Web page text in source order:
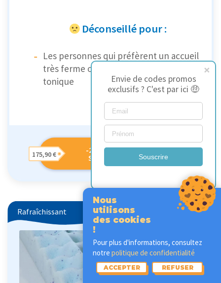
Déconseillé pour :
Les personnes qui préfèrent un accueil
très ferme ou un matelas extrêmement
tonique
-20% NYTE AIR
SURMATELAS
175,90 €
Rafraîchissant
Envie de codes promos
exclusifs ? C'est par ici 🤑
Souscrire
Nous
utilisons
des cookies
!
Pour plus d'informations, consultez
notre politique de confidentialité
ACCEPTER REFUSER